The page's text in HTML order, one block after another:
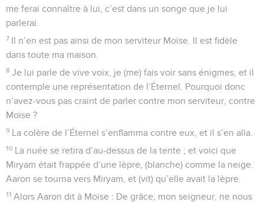
me ferai connaître à lui, c’est dans un songe que je lui
parlerai.
7 Il n’en est pas ainsi de mon serviteur Moïse. Il est fidèle
dans toute ma maison.
8 Je lui parle de vive voix, je (me) fais voir sans énigmes, et il
contemple une représentation de l’Éternel. Pourquoi donc
n’avez-vous pas craint de parler contre mon serviteur, contre
Moïse ?
9 La colère de l’Éternel s’enflamma contre eux, et il s’en alla.
10 La nuée se retira d’au-dessus de la tente ; et voici que
Miryam était frappée d’une lèpre, (blanche) comme la neige.
Aaron se tourna vers Miryam, et (vit) qu’elle avait la lèpre.
11 Alors Aaron dit à Moïse : De grâce, mon seigneur, ne nous